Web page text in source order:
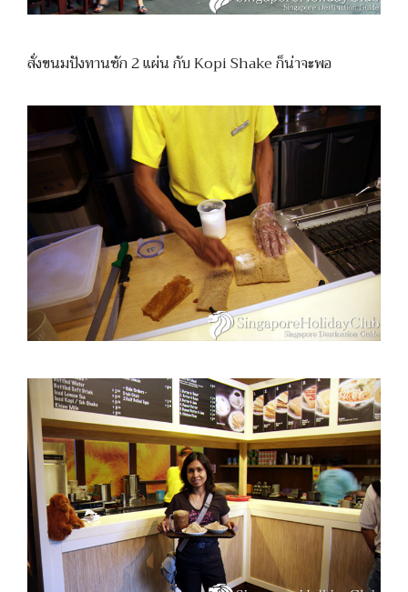
สั่งขนมปังทานซัก 2 แผ่น กับ Kopi Shake ก็น่าจะพอ